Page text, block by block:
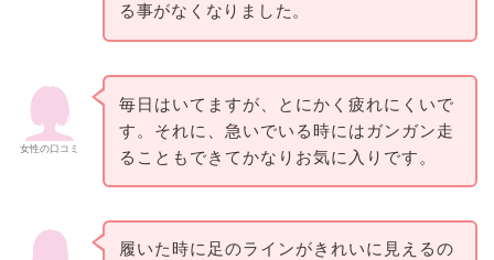
る事がなくなりました。
女性の口コミ
毎日はいてますが、とにかく疲れにくいで
す。それに、急いでいる時にはガンガン走
ることもできてかなりお気に入りです。
履いた時に足のラインがきれいに見えるの